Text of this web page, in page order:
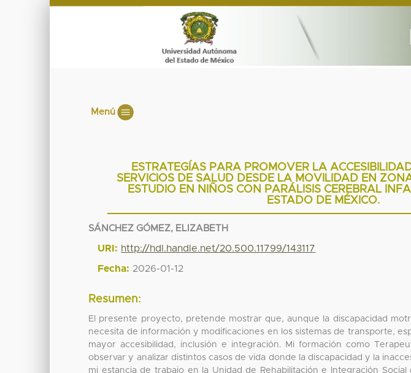
Menú
ESTRATEGÍAS PARA PROMOVER LA
SERVICIOS DE SALUD DESDE LA MOVILIDAD EN
ESTUDIO EN NIÑOS CON PARÁLISIS CEREBRAL
ESTADO DE MÉXICO.
SÁNCHEZ GÓMEZ, ELIZABETH
URI: http://hdl.handle.net/20.500.11799/143117
Fecha: 2026-01-12
Resumen:
El presente proyecto, pretende mostrar que, aunque la discapacidad
necesita de información y modificaciones en los sistemas de transporte,
mayor accesibilidad, inclusión e integración. Mi formación como
observar y analizar distintos casos de vida donde la discapacidad y la
mi estancia de trabajo en la Unidad de Rehabilitación e Integración